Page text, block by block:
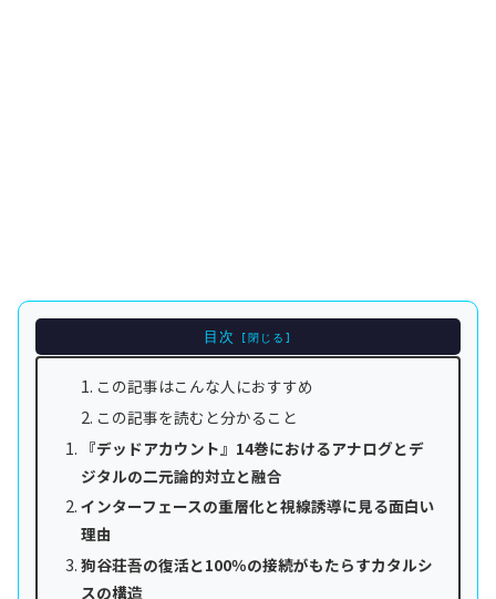
目次
この記事はこんな人におすすめ
この記事を読むと分かること
『デッドアカウント』14巻におけるアナログとデ
ジタルの二元論的対立と融合
インターフェースの重層化と視線誘導に見る面白い
理由
狗谷荘吾の復活と100％の接続がもたらすカタルシ
スの構造